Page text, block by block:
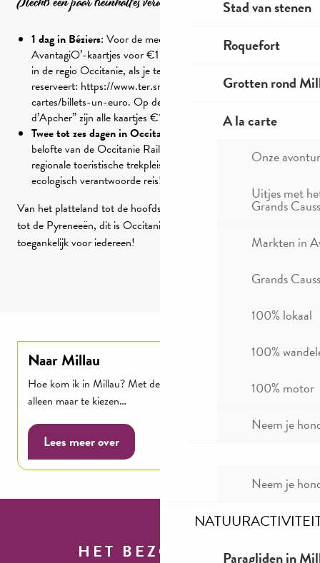
Stad van stenen
Roquefort
Grotten rond
A la carte
Onze
Uitjes met
Grands
Markten in
Grands
100% lokaal
100%
100% motor
Neem je
Neem je
Paragliden in
1 dag in Béziers: Voor de meer georganiseerden zijn er
AvantagiO’-kaartjes voor €1 verkrijgbaar op alle TER-lijnen
in de regio Occitanie, als je ten minste 10 dagen van tevoren
reserveert: https://www.ter.sncf.com/occitanie/tarifs-
cartes/billets-un-euro. Op de lijn “Béziers – St Chély
d’Apcher” zijn alle kaartjes €1.
Twee tot zes dagen in Occitanie voor €10 per dag
belofte van de Occitanie Rail Tour! 19 treintrajecten om
regionale toeristische trekpleisters te ontdekken in een 100%
ecologisch verantwoorde reis!
Van het platteland tot de hoofdsteden, van de Middellandse Zee
tot de Pyreneeën, dit is Occitanie reizen in slow mode eindelijk
toegankelijk voor iedereen!
Naar Millau
Hoe kom ik in Millau? Met de auto, trein of bus! Je hoeft
alleen maar te kiezen…
Lees meer over
HET BEZOEK